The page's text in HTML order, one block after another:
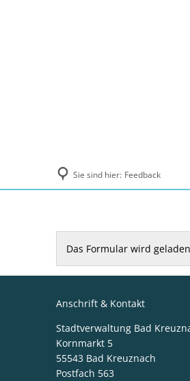
Sie sind hier: Feedback
FeedbackDas Formular wird
Anschrift & Kontakt
Stadtverwaltung Bad
Kornmarkt 5
55543 Bad Kreuznach
Postfach 563